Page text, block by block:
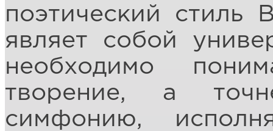
поэтический стиль
являет собой
необходимо
творение, а
симфонию,